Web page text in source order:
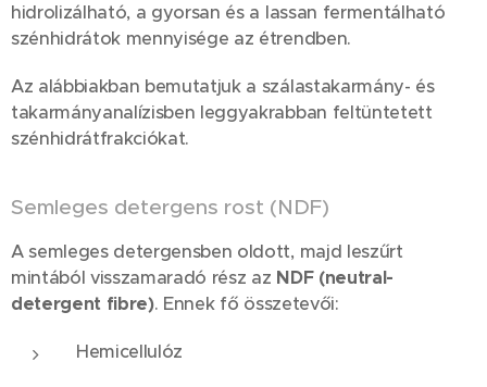
hidrolizálható, a gyorsan és a lassan fermentálható
szénhidrátok mennyisége az étrendben.
Az alábbiakban bemutatjuk a szálastakarmány- és
takarmányanalízisben leggyakrabban feltüntetett
szénhidrátfrakciókat.
Semleges detergens rost (NDF)
A semleges detergensben oldott, majd leszűrt
mintából visszamaradó rész az NDF (neutral-
detergent fibre). Ennek fő összetevői:
Hemicellulóz